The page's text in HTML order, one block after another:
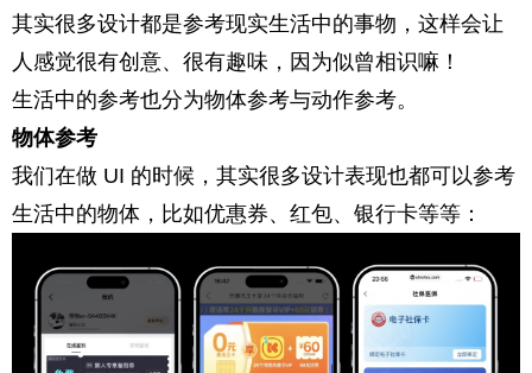
其实很多设计都是参考现实生活中的事物，这样会让
人感觉很有创意、很有趣味，因为似曾相识嘛！
生活中的参考也分为物体参考与动作参考。
物体参考
我们在做 UI 的时候，其实很多设计表现也都可以参考
生活中的物体，比如优惠券、红包、银行卡等等：